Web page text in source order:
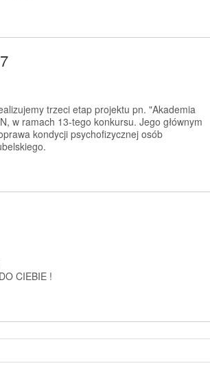
trzeci etap projektu pn. "Akademia
w ramach 13-tego konkursu. Jego głównym
kondycji psychofizycznej osób
CIEBIE !